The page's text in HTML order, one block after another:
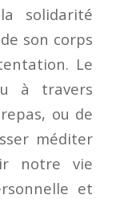
solidarité
son corps
Le
à travers
ou de
méditer
notre vie
et